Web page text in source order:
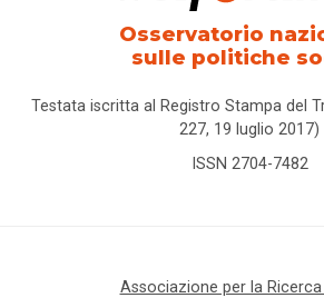
Osservatorio
sulle politiche
Testata iscritta al Registro Stampa del
227, 19 luglio 2017)
ISSN 2704-7482
Associazione per la